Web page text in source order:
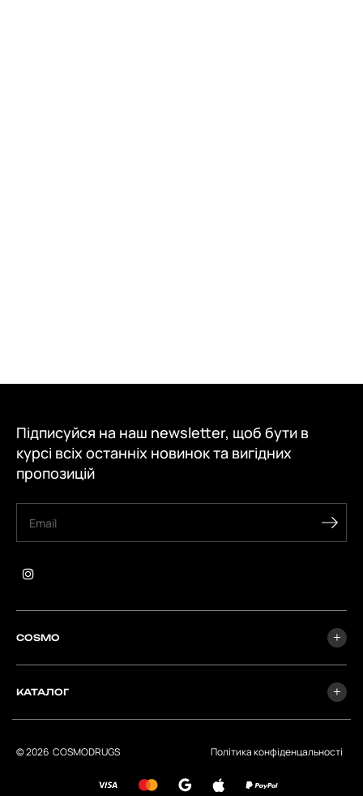
Підписуйся на наш newsletter, щоб бути в
курсі всіх останніх новинок та вигідних
пропозицій
COSMO
КАТАЛОГ
© 2026 СOSMODRUGS Політика конфіденцальності